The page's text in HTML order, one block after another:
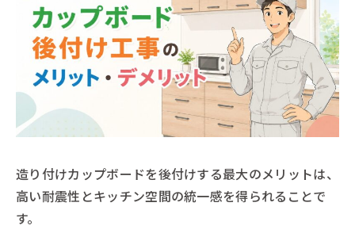
造り付けカップボードを後付けする最大のメリットは、
高い耐震性とキッチン空間の統一感を得られることで
す。